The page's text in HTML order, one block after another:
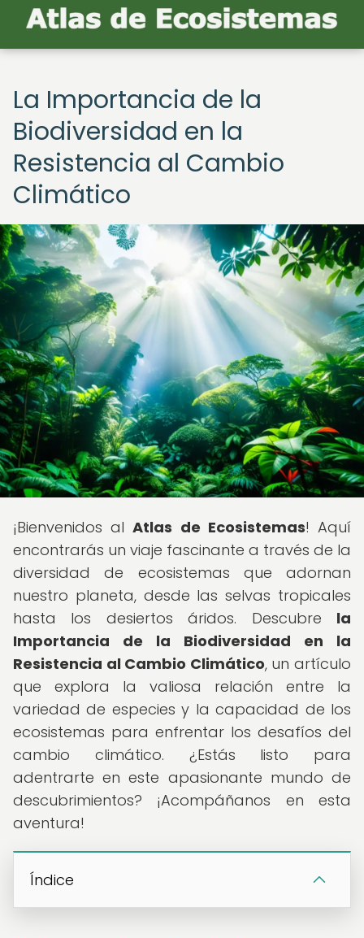
La Importancia de la
Biodiversidad en la
Resistencia al Cambio
Climático
¡Bienvenidos alAtlas de Ecosistemas! Aquí
encontrarás un viaje fascinante a través de la
diversidad de ecosistemas que adornan
nuestro planeta, desde las selvas tropicales
hasta los desiertos áridos. Descubre la
Importancia de la Biodiversidad en la
Resistencia al Cambio Climático, un artículo
que explora la valiosa relación entre la
variedad de especies y la capacidad de los
ecosistemas para enfrentar los desafíos del
cambio climático. ¿Estás listo para
adentrarte en este apasionante mundo de
descubrimientos? ¡Acompáñanos en esta
aventura!
Índice